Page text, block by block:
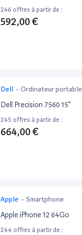
246 offres à partir de :
592,00 €
Dell - Ordinateur portable
Dell Precision 7560 15”
245 offres à partir de :
664,00 €
Apple - Smartphone
Apple iPhone 12 64Go
244 offres à partir de :